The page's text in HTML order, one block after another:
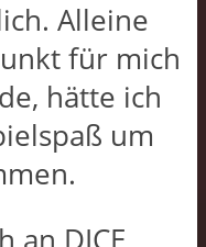
Alleine
für mich
hätte ich
um